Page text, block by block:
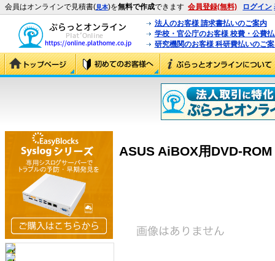
会員はオンラインで見積書(見本)を無料で作成できます 会員登録(無料) ログイン
法人のお客様 請求書払いのご案内
学校・官公庁のお客様 校費・公費
研究機関のお客様 科研費払いのご
ASUS AiBOX用DVD-